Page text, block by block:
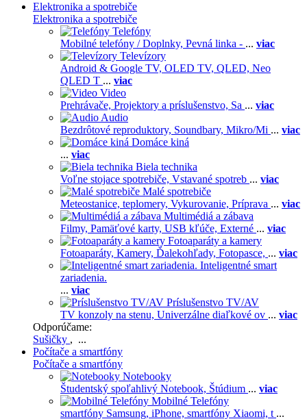
Elektronika a spotrebiče
Elektronika a spotrebiče
Telefóny
Mobilné telefóny / Doplnky, Pevná linka - ... viac
Televízory
Android & Google TV, OLED TV, QLED, Neo
QLED T ... viac
Video
Prehrávače, Projektory a príslušenstvo, Sa ... viac
Audio
Bezdrôtové reproduktory, Soundbary, Mikro/Mi ... viac
Domáce kiná
... viac
Biela technika
Voľne stojace spotrebiče, Vstavané spotreb ... viac
Malé spotrebiče
Meteostanice, teplomery, Vykurovanie, Príprava ... viac
Multimédiá a zábava
Filmy, Pamäťové karty, USB kľúče, Externé ... viac
Fotoaparáty a kamery
Fotoaparáty, Kamery, Ďalekohľady, Fotopasce, ... viac
Inteligentné smart
zariadenia.
... viac
Príslušenstvo TV/AV
TV konzoly na stenu, Univerzálne diaľkové ov ... viac
Odporúčame:
Sušičky , ...
Počítače a smartfóny
Počítače a smartfóny
Notebooky
Študentský spoľahlivý Notebook, Štúdium ... viac
Mobilné Telefóny
smartfóny Samsung, iPhone, smartfóny Xiaomi, t ...